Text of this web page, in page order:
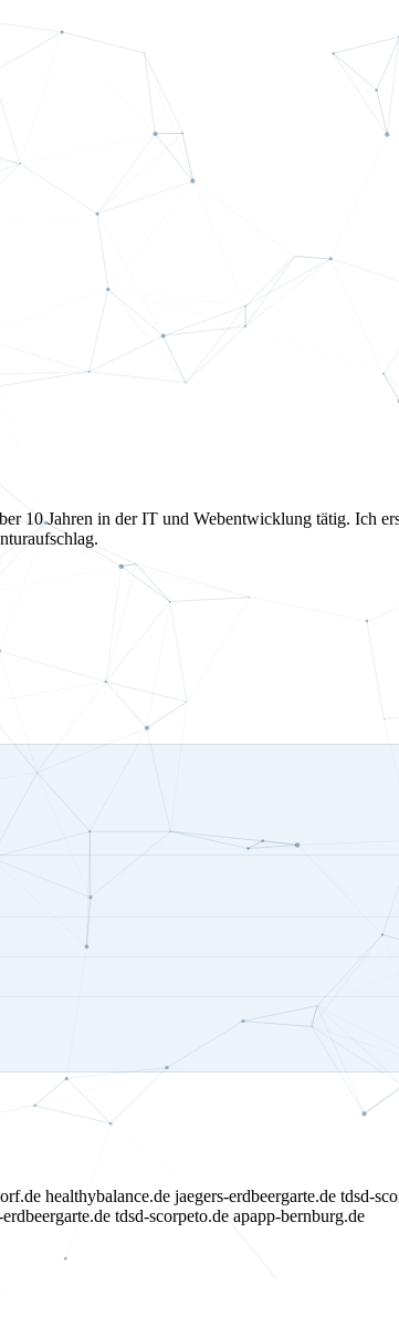
10 Jahren in der IT und Webentwicklung tätig. Ich
healthybalance.de jaegers-erdbeergarte.de tdsd-
tdsd-scorpeto.de apapp-bernburg.de